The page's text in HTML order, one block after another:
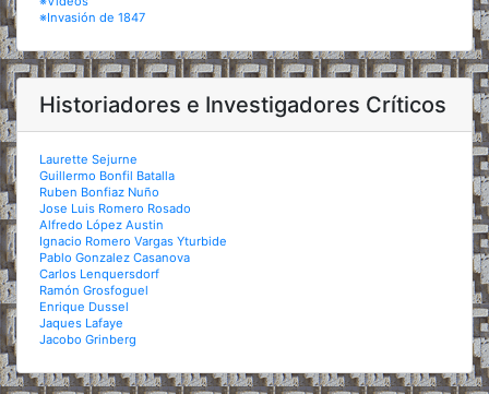
※Invasión de 1847
Historiadores e Investigadores Críticos
Laurette Sejurne
Guillermo Bonfil Batalla
Ruben Bonfiaz Nuño
Jose Luis Romero Rosado
Alfredo López Austin
Ignacio Romero Vargas Yturbide
Pablo Gonzalez Casanova
Carlos Lenquersdorf
Ramón Grosfoguel
Enrique Dussel
Jaques Lafaye
Jacobo Grinberg